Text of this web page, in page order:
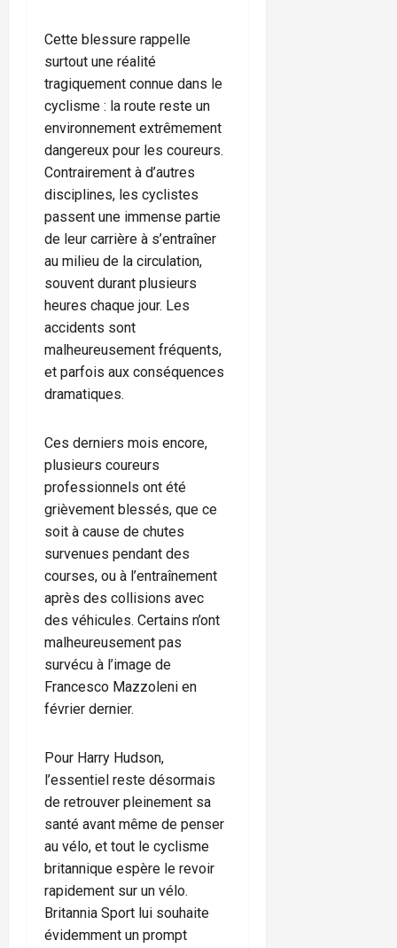
Cette blessure rappelle
surtout une réalité
tragiquement connue dans le
cyclisme : la route reste un
environnement extrêmement
dangereux pour les coureurs.
Contrairement à d’autres
disciplines, les cyclistes
passent une immense partie
de leur carrière à s’entraîner
au milieu de la circulation,
souvent durant plusieurs
heures chaque jour. Les
accidents sont
malheureusement fréquents,
et parfois aux conséquences
dramatiques.
Ces derniers mois encore,
plusieurs coureurs
professionnels ont été
grièvement blessés, que ce
soit à cause de chutes
survenues pendant des
courses, ou à l’entraînement
après des collisions avec
des véhicules. Certains n’ont
malheureusement pas
survécu à l’image de
Francesco Mazzoleni en
février dernier.
Pour Harry Hudson,
l’essentiel reste désormais
de retrouver pleinement sa
santé avant même de penser
au vélo, et tout le cyclisme
britannique espère le revoir
rapidement sur un vélo.
Britannia Sport lui souhaite
évidemment un prompt